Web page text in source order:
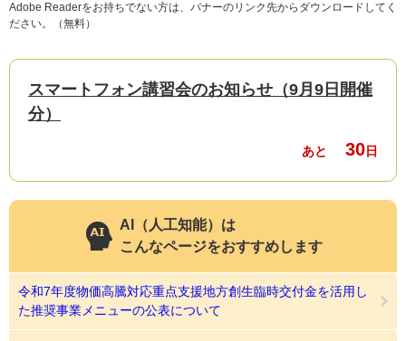
Adobe Readerをお持ちでない方は、バナーのリンク先からダウンロードしてく
ださい。（無料）
スマートフォン講習会のお知らせ（9月9日開催
分）
あと 30日
AI（人工知能）は
こんなページをおすすめします
令和7年度物価高騰対応重点支援地方創生臨時交付金を活用し
た推奨事業メニューの公表について